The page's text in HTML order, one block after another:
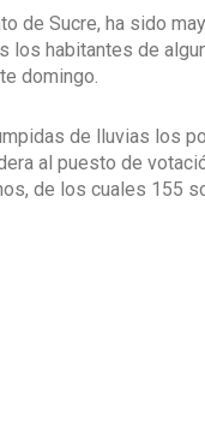
de Sucre, ha sido
habitantes de
domingo.
de lluvias los
al puesto de
de los cuales 155